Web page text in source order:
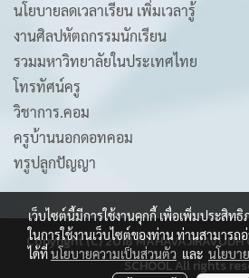
นโยบายลดเวลาเรียน เพิ่มเวลารู้
งานศิลปหัตถกรรมนักเรียน
รวมมหาวิทยาลัยในประเทศไทย
โทรทัศน์ครู
วิชาการ.คอม
ครูบ้านนอกดอทคอม
ทรูปลูกปัญญา
Copyright (C) 2018 MAHAVAJIRAVUDH
SCHOOL All rights
เว็บไซต์นี้มีการใช้งานคุกกี้ เพื่อเพิ่มประสิท
ในการใช้งานเว็บไซต์ของท่าน ท่านสามารถ
ได้ที่นโยบายความเป็นส่วนตัว และ นโยบา